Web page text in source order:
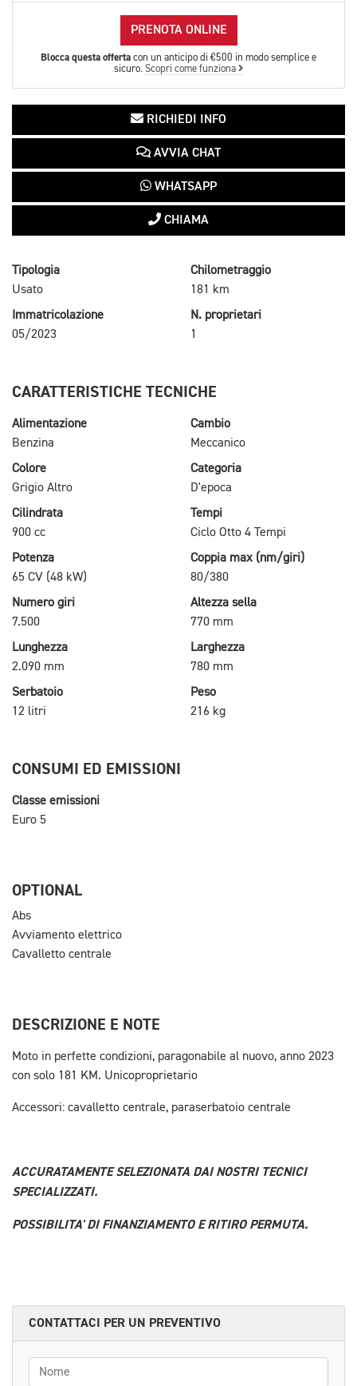
PRENOTA ONLINE
Blocca questa offerta con un anticipo di €500 in modo semplice e
sicuro. Scopri come funziona
RICHIEDI INFO
AVVIA CHAT
WHATSAPP
CHIAMA
Tipologia
Usato
Chilometraggio
181 km
Immatricolazione
05/2023
N. proprietari
1
CARATTERISTICHE TECNICHE
Alimentazione
Benzina
Cambio
Meccanico
Colore
Grigio Altro
Categoria
D'epoca
Cilindrata
900 cc
Tempi
Ciclo Otto 4 Tempi
Potenza
65 CV (48 kW)
Coppia max (nm/giri)
80/380
Numero giri
7.500
Altezza sella
770 mm
Lunghezza
2.090 mm
Larghezza
780 mm
Serbatoio
12 litri
Peso
216 kg
CONSUMI ED EMISSIONI
Classe emissioni
Euro 5
OPTIONAL
Abs
Avviamento elettrico
Cavalletto centrale
DESCRIZIONE E NOTE
Moto in perfette condizioni, paragonabile al nuovo, anno 2023
con solo 181 KM. Unicoproprietario
Accessori: cavalletto centrale, paraserbatoio centrale
ACCURATAMENTE SELEZIONATA DAI NOSTRI TECNICI
SPECIALIZZATI.
POSSIBILITA' DI FINANZIAMENTO E RITIRO PERMUTA.
CONTATTACI PER UN PREVENTIVO
Nome